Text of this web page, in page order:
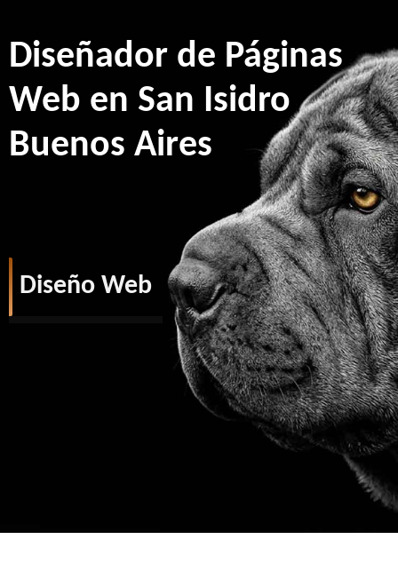
Diseñador de Páginas
Web en San Isidro
Buenos Aires
Diseño Web